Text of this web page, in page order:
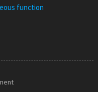
function